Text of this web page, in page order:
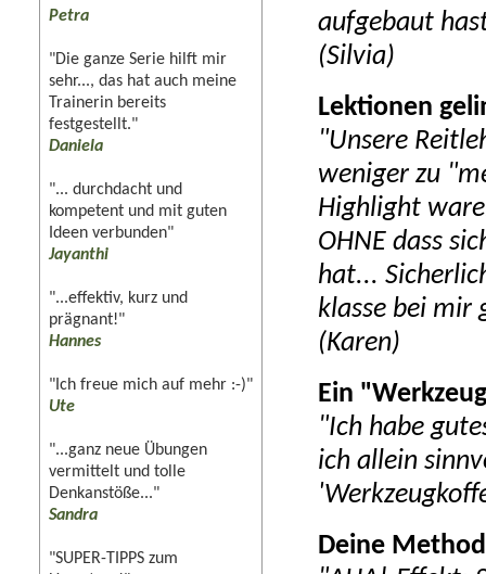
Petra
"Die ganze Serie hilft mir
sehr..., das hat auch meine
Trainerin bereits
festgestellt."
Daniela
"... durchdacht und
kompetent und mit guten
Ideen verbunden"
Jayanthi
"...effektiv, kurz und
prägnant!"
Hannes
"Ich freue mich auf mehr :-)"
Ute
"...ganz neue Übungen
vermittelt und tolle
Denkanstöße..."
Sandra
"SUPER-TIPPS zum
aufgebaut
(Silvia)
Lektionen
"Unsere
weniger zu
Highlight
OHNE dass
hat...
klasse bei mir
(Karen)
Ein
"Ich habe
ich allein
Deine